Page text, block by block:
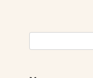
Поиск: